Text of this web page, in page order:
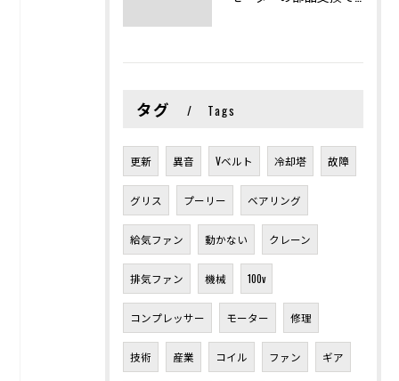
タグ Tags
更新 異音 Vベルト 冷却塔 故障
グリス プーリー ベアリング
給気ファン 動かない クレーン
排気ファン 機械 100v
コンプレッサー モーター 修理
技術 産業 コイル ファン ギア